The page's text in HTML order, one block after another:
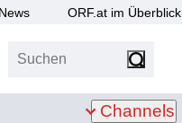
News ORF.at im Überblick
Suchen
Channels